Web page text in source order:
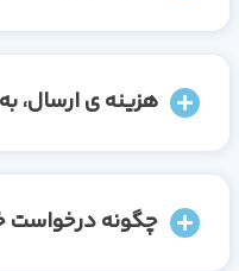
هزینه ی ارسال،
چگونه درخواست